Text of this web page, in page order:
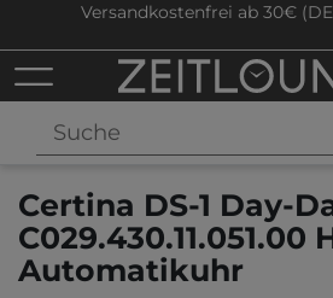
Versandkostenfrei ab 30€
Certina DS-1 Day-
C029.430.11.051.00
Automatikuhr